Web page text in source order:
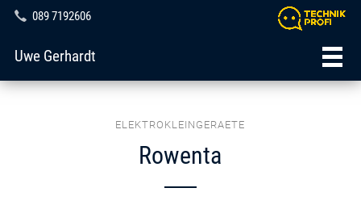
089 7192606
Uwe Gerhardt
ELEKTROKLEINGERAETE
Rowenta